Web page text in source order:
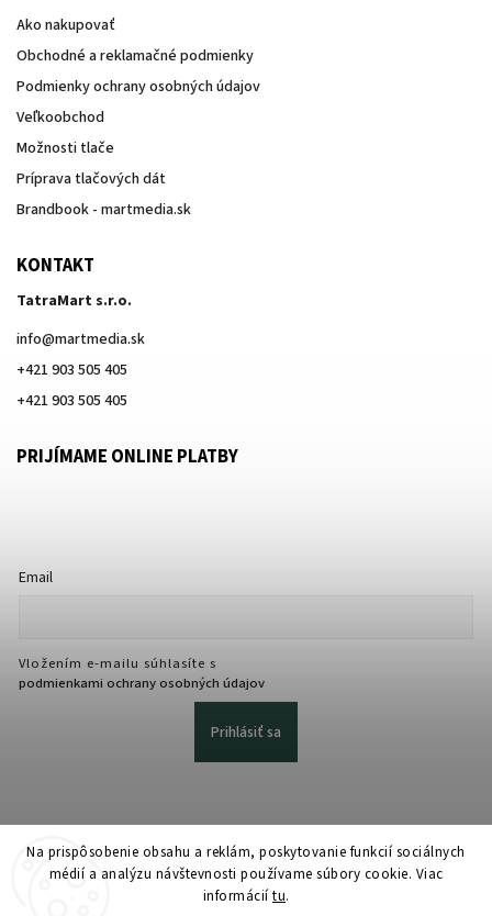
Na prispôsobenie obsahu a reklám, poskytovanie funkcií sociálnych
médií a analýzu návštevnosti používame súbory cookie. Viac
informáciítu.
Ako nakupovať
Obchodné a reklamačné podmienky
Podmienky ochrany osobných údajov
Veľkoobchod
Možnosti tlače
Príprava tlačových dát
Brandbook - martmedia.sk
KONTAKT
TatraMart s.r.o.
info@martmedia.sk
+421 903 505 405
+421 903 505 405
PRIJÍMAME ONLINE PLATBY
Email
Vložením e-mailu súhlasíte s
podmienkami ochrany osobných údajov
Prihlásiť sa